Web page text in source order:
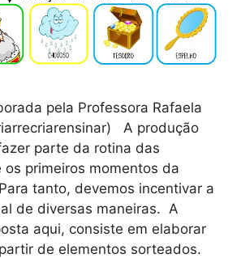
pela Professora Rafaela
A produção
parte da rotina das
os primeiros momentos da
tanto, devemos incentivar a
de diversas maneiras. A
aqui, consiste em elaborar
de elementos sorteados.